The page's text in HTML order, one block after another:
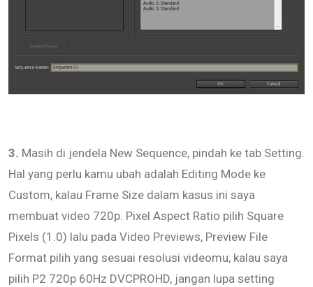
3. Masih di jendela New Sequence, pindah ke tab Setting.
Hal yang perlu kamu ubah adalah Editing Mode ke
Custom, kalau Frame Size dalam kasus ini saya
membuat video 720p. Pixel Aspect Ratio pilih Square
Pixels (1.0) lalu pada Video Previews, Preview File
Format pilih yang sesuai resolusi videomu, kalau saya
pilih P2 720p 60Hz DVCPROHD, jangan lupa setting